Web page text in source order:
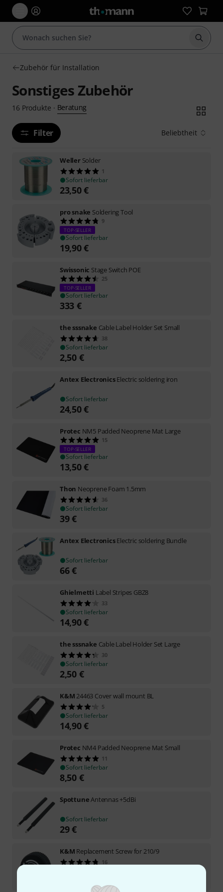
Suche
Zubehör für Installation
Sonstiges Zubehör
16 Produkte · Beratung
Filter Beliebtheit
Weller Solder
1
Sofort lieferbar
23,50€
pro snake Soldering Tool
9
TOP-SELLER
Sofort lieferbar
19,90€
Swissonic Stage Switch POE
25
TOP-SELLER
Sofort lieferbar
333 €
the sssnake Cable Label Holder Set Small
38
Sofort lieferbar
2,50 €
Antex ElectronicsElectric soldering iron
Sofort lieferbar
24,50€
Protec NM5 Padded Neoprene Mat Large
15
TOP-SELLER
Sofort lieferbar
13,50€
Thon Neoprene Foam 1.5mm
36
Sofort lieferbar
39€
Antex ElectronicsElectric soldering Bundle
Sofort lieferbar
66€
Ghielmetti Label Stripes GBZ8
33
Sofort lieferbar
14,90€
the sssnake Cable Label Holder Set Large
30
Sofort lieferbar
2,50 €
K&M 24463 Cover wall mount BL
5
Sofort lieferbar
14,90€
Protec NM4 Padded Neoprene Mat Small
11
Sofort lieferbar
8,50 €
SpottuneAntennas +5dBi
Sofort lieferbar
29€
K&M Replacement Screw for 210/9
16